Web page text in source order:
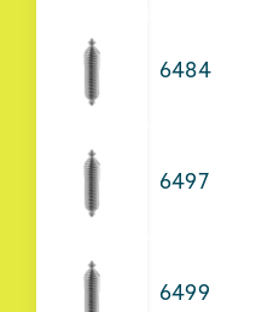
6484
6497
6499